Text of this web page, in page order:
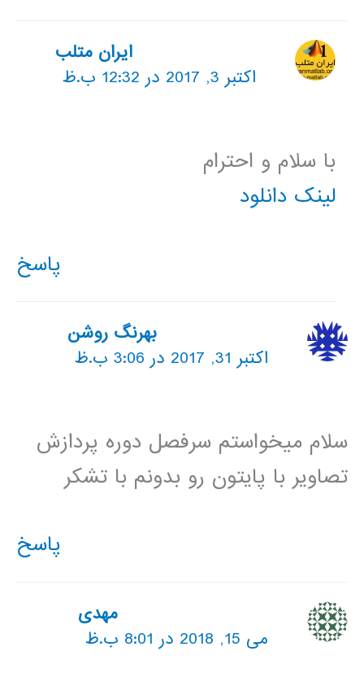
ایران متلب
اکتبر 3, 2017 در 12:32 ب.ظ
با سلام و احترام
لینک دانلود
پاسخ
بهرنگ روشن
اکتبر 31, 2017 در 3:06 ب.ظ
سلام میخواستم سرفصل دوره پردازش
تصاویر با پایتون رو بدونم با تشکر
پاسخ
مهدی
می 15, 2018 در 8:01 ب.ظ